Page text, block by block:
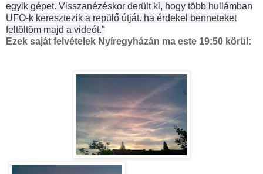
egyik gépet. Visszanézéskor derült ki, hogy több hullámban
UFO-k keresztezik a repülő útját. ha érdekel benneteket
feltöltöm majd a videót."
Ezek saját felvételek Nyíregyházán ma este 19:50 körül: